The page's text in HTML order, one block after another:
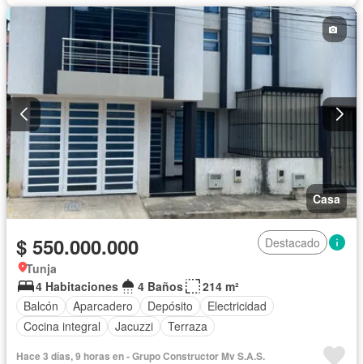
Casa
$ 550.000.000
Destacado
Tunja
4 Habitaciones
4 Baños
214 m²
Balcón
Aparcadero Depósito
Electricidad
Cocina integral
Jacuzzi Terraza
Hace 3 días, 9 horas en - Grupo Constructor Mv S.A.S.